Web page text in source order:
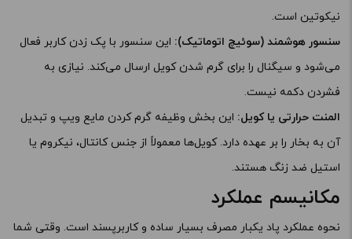
نیکوتین است.
سنسور هوشمند (سوئیچ اتوماتیک): این سنسور با پک زدن کاربر فعال
می‌شود و سیگنال را برای گرم شدن کویل ارسال می‌کند. نیازی به
فشردن دکمه نیست.
المنت حرارتی یا کویل: این بخش وظیفه گرم کردن مایع ویپ و تبدیل
آن به بخار را بر عهده دارد. کویل‌ها معمولاً از جنس کانتال، نیکروم یا
استیل ضد زنگ هستند.
مکانیسم عملکرد
نحوه عملکرد پاد یکبار مصرف بسیار ساده و کاربرپسند است. وقتی شما